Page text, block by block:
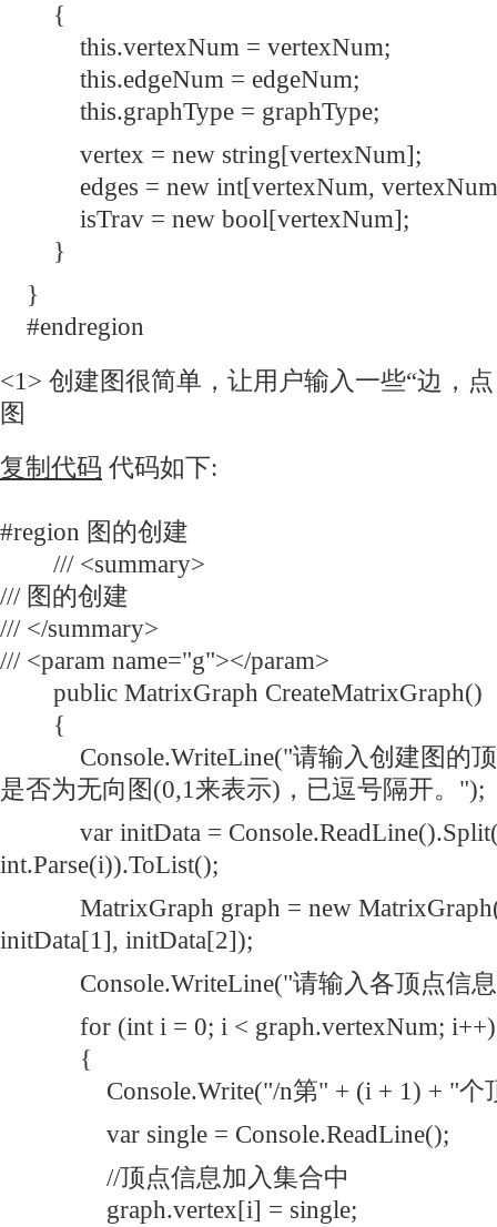
{
this.vertexNum = vertexNum;
this.edgeNum = edgeNum;
this.graphType = graphType;
vertex = new string[vertexNum];
edges = new int[vertexNum,
isTrav = new bool[vertexNum];
}
}
#endregion
<1> 创建图很简单，让用户输入一些“边，
图
复制代码 代码如下:
#region 图的创建
/// <summary>
/// 图的创建
/// </summary>
/// <param name="g"></param>
public MatrixGraph CreateMatrixGraph()
{
Console.WriteLine("请输入创建图的顶
是否为无向图(0,1来表示)，已逗号隔开。");
var initData =
int.Parse(i)).ToList();
MatrixGraph graph = new
initData[1], initData[2]);
Console.WriteLine("请输入各顶点信
for (int i = 0; i < graph.vertexNum; i++)
{
Console.Write("/n第" + (i + 1) + "个
var single = Console.ReadLine();
//顶点信息加入集合中
graph.vertex[i] = single;